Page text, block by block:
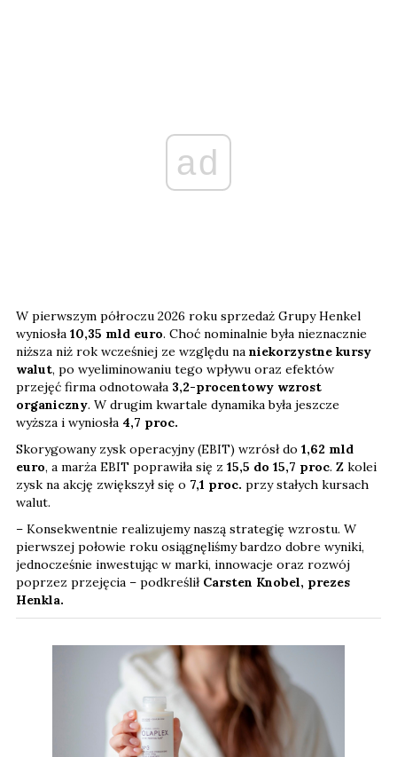
ad
W pierwszym półroczu 2026 roku sprzedaż Grupy Henkel
wyniosła 10,35 mld euro. Choć nominalnie była nieznacznie
niższa niż rok wcześniej ze względu na niekorzystne kursy
walut, po wyeliminowaniu tego wpływu oraz efektów
przejęć firma odnotowała 3,2-procentowy wzrost
organiczny. W drugim kwartale dynamika była jeszcze
wyższa i wyniosła 4,7 proc.
Skorygowany zysk operacyjny (EBIT) wzrósł do 1,62 mld
euro, a marża EBIT poprawiła się z 15,5 do 15,7 proc. Z kolei
zysk na akcję zwiększył się o 7,1 proc. przy stałych kursach
walut.
– Konsekwentnie realizujemy naszą strategię wzrostu. W
pierwszej połowie roku osiągnęliśmy bardzo dobre wyniki,
jednocześnie inwestując w marki, innowacje oraz rozwój
poprzez przejęcia – podkreślił Carsten Knobel, prezes
Henkla.